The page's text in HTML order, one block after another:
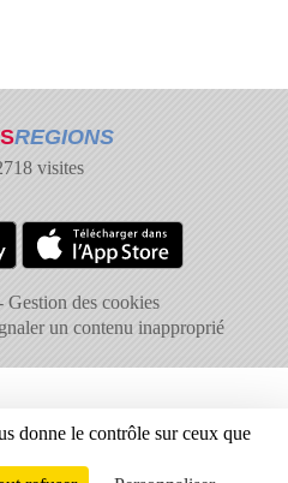
REGIONS
visites
Gestion des cookies
un contenu inapproprié
donne le contrôle sur ceux que